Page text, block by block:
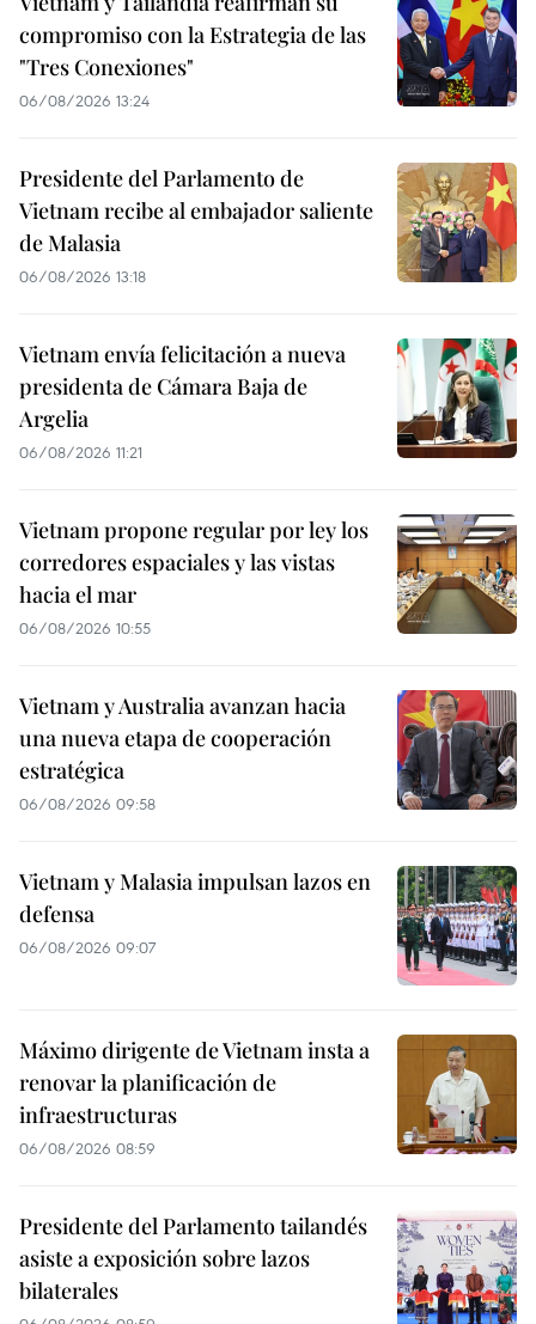
compromiso con la Estrategia de las
"Tres Conexiones"
06/08/2026 13:24
Presidente del Parlamento de
Vietnam recibe al embajador saliente
de Malasia
06/08/2026 13:18
Vietnam envía felicitación a nueva
presidenta de Cámara Baja de
Argelia
06/08/2026 11:21
Vietnam propone regular por ley los
corredores espaciales y las vistas
hacia el mar
06/08/2026 10:55
Vietnam y Australia avanzan hacia
una nueva etapa de cooperación
estratégica
06/08/2026 09:58
Vietnam y Malasia impulsan lazos en
defensa
06/08/2026 09:07
Máximo dirigente de Vietnam insta a
renovar la planificación de
infraestructuras
06/08/2026 08:59
Presidente del Parlamento tailandés
asiste a exposición sobre lazos
bilaterales